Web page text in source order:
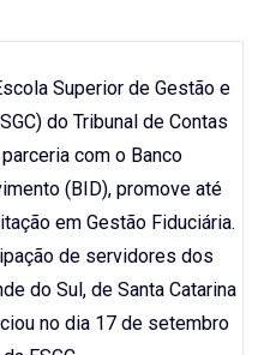
Superior de Gestão e
do Tribunal de Contas
com o Banco
(BID), promove até
em Gestão Fiduciária.
de servidores dos
do Sul, de Santa Catarina
no dia 17 de setembro